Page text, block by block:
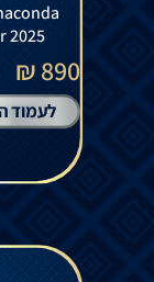
2025
890 ₪
לעמוד